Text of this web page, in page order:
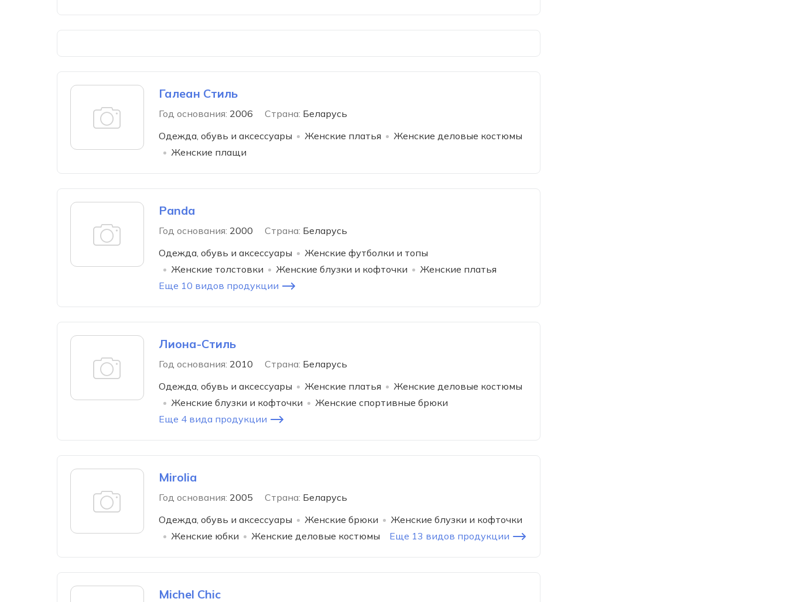
Галеан Стиль
Год основания: 2006 Страна: Беларусь
Одежда, обувь и аксессуары
Женские платья
Женские деловые костюмы
Женские плащи
Panda
Год основания: 2000 Страна: Беларусь
Одежда, обувь и аксессуары
Женские футболки и топы
Женские толстовки
Женские блузки и кофточки
Женские платья
Еще 10 видов продукции
Лиона-Стиль
Год основания: 2010 Страна: Беларусь
Одежда, обувь и аксессуары
Женские платья
Женские деловые костюмы
Женские блузки и кофточки
Женские спортивные брюки
Еще 4 вида продукции
Mirolia
Год основания: 2005 Страна: Беларусь
Одежда, обувь и аксессуары
Женские брюки
Женские блузки и кофточки
Женские юбки
Женские деловые костюмы Еще 13 видов продукции
Michel Chic